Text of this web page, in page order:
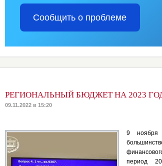
Сообщить о проблеме
РЕГИОНАЛЬНЫЙ БЮДЖЕТ НА 2023
09.11.2022 в 15:20
9 ноября
период